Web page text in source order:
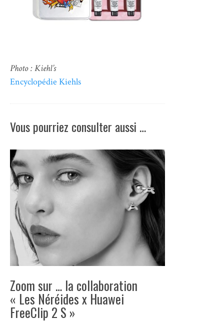
Photo : Kiehl’s
Encyclopédie Kiehls
Vous pourriez consulter aussi …
Zoom sur … la collaboration
« Les Néréides x Huawei
FreeClip 2 S »